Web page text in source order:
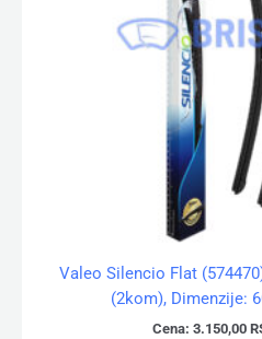
Valeo Silencio Flat
(2kom), Dimenzije:
Cena: 3.150,00